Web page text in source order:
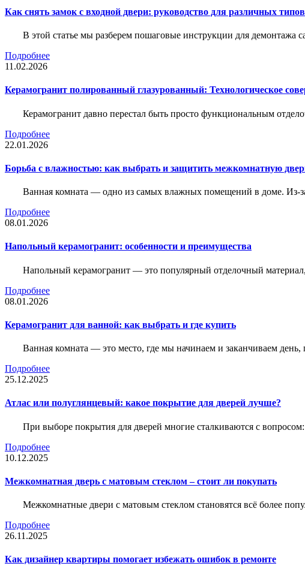
Как снять замок с входной двери: руководство для различных
В этой статье мы разберем пошаговые инструкции для демонтажа
Подробнее
11.02.2026
Керамогранит полированный глазурованный: Технологическое
Керамогранит давно перестал быть просто функциональным
Подробнее
22.01.2026
Борьба с влажностью: как выбрать и защитить межкомнатную
Ванная комната — одно из самых влажных помещений в доме. Из-
Подробнее
08.01.2026
Напольный керамогранит: особенности и преимущества
Напольный керамогранит — это популярный отделочный
Подробнее
08.01.2026
Керамогранит для ванной: как выбрать и где купить
Ванная комната — это место, где мы начинаем и заканчиваем
Подробнее
25.12.2025
Атлас или полуглянцевый: какое покрытие для дверей лучше?
При выборе покрытия для дверей многие сталкиваются с
Подробнее
10.12.2025
Межкомнатная дверь с матовым стеклом – стоит ли покупать
Межкомнатные двери с матовым стеклом становятся всё более
Подробнее
26.11.2025
Как дизайнер квартиры помогает избежать ошибок в ремонте